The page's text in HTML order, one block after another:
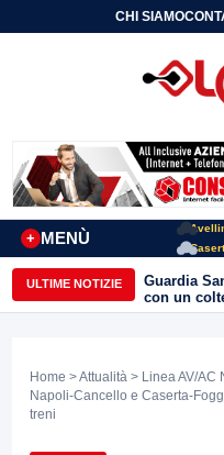
CHI SIAMO
MENÙ
+
ULTIME NOTIZIE
Guardia
con un
individuato
Home >Attualità > Linea AV/AC
Napoli-Cancello e Caserta-
treni